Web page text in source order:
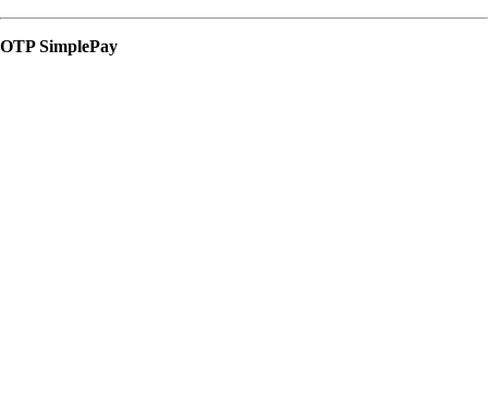
OTP SimplePay